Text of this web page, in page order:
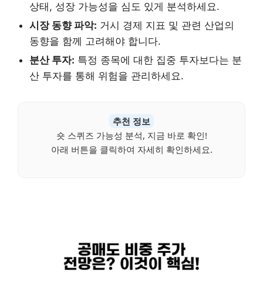
상태, 성장 가능성을 심도 있게 분석하세요.
시장 동향 파악: 거시 경제 지표 및 관련 산업의
동향을 함께 고려해야 합니다.
분산 투자: 특정 종목에 대한 집중 투자보다는 분
산 투자를 통해 위험을 관리하세요.
추천 정보
숏 스퀴즈 가능성 분석, 지금 바로 확인!
아래 버튼을 클릭하여 자세히 확인하세요.